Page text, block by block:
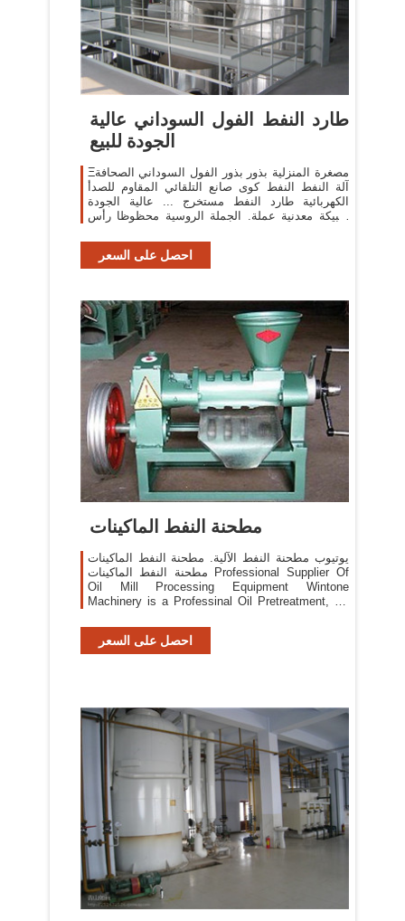
طارد النفط الفول السوداني عالية
الجودة للبيع
Ξمصغرة المنزلية بذور بذور الفول السوداني الصحافة
آلة النفط النفط كوى صانع التلقائي المقاوم للصدأ
الكهربائية طارد النفط مستخرج ... عالية الجودة
سبيكة معدنية عملة. الجملة الروسية محظوظا رأس
احصل على السعر
مطحنة النفط الماكينات
يوتيوب مطحنة النفط الآلية. مطحنة النفط الماكينات
مطحنة النفط الماكينات Professional Supplier Of
Oil Mill Processing Equipment Wintone
Machinery is a Professinal Oil Pretreatment, Oil
Fractionation Machines Manufacture and Exporter
in China.
احصل على السعر